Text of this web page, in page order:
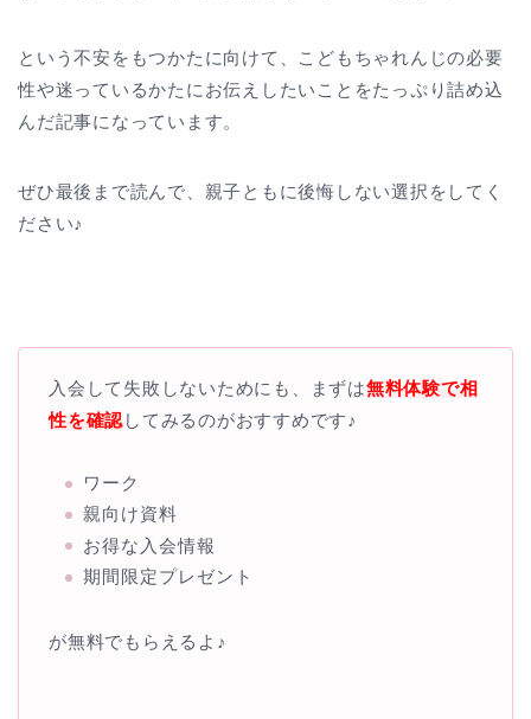
という不安をもつかたに向けて、こどもちゃれんじの必要
性や迷っているかたにお伝えしたいことをたっぷり詰め込
んだ記事になっています。
ぜひ最後まで読んで、親子ともに後悔しない選択をしてく
ださい♪
入会して失敗しないためにも、まずは無料体験で相
性を確認してみるのがおすすめです♪
ワーク
親向け資料
お得な入会情報
期間限定プレゼント
が無料でもらえるよ♪